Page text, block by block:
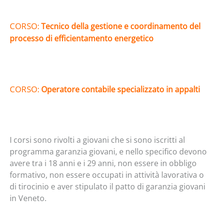
CORSO:Tecnico della gestione e coordinamento del
processo di efficientamento energetico
CORSO: Operatore contabile specializzato in appalti
I corsi sono rivolti a giovani che si sono iscritti al
programma garanzia giovani, e nello specifico devono
avere tra i 18 anni e i 29 anni, non essere in obbligo
formativo, non essere occupati in attività lavorativa o
di tirocinio e aver stipulato il patto di garanzia giovani
in Veneto.